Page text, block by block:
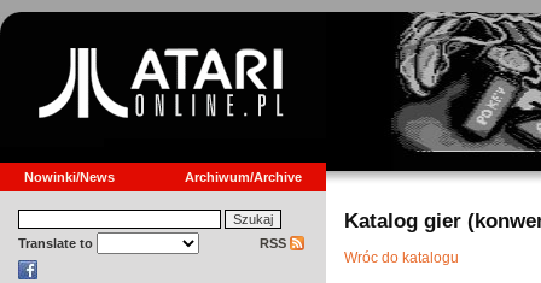
Nowinki/News Archiwum/Archive
Translate to RSS
Katalog gier
Wróc do katalogu